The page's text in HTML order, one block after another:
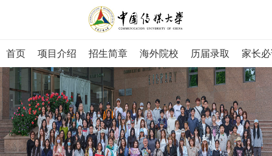
首页 项目介绍 招生简章 海外院校 历届录取 家长